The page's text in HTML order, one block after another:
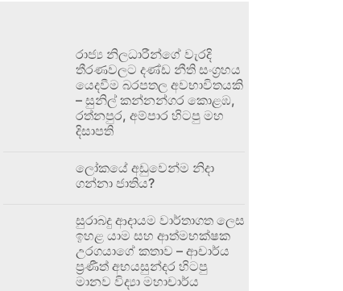
රාජ්‍ය නිලධාරීන්ගේ වැරදි
තීරණවලට දණ්ඩ නීති සංග්‍රහය
යෙදවීම බරපතල අවභාවිතයකි
– සුනිල් කන්නන්ගර කොළඹ,
රත්නපුර, අම්පාර හිටපු මහ
දිසාපති
ලෝකයේ අඩුවෙන්ම නිදා
ගන්නා ජාතිය?
සුරාබදු ආදායම වාර්තාගත ලෙස
ඉහළ යාම සහ ආත්මභක්ෂක
උරගයාගේ කතාව – ආචාර්ය
ප්‍රණීත් අභයසුන්දර හිටපු
මානව විද්‍යා මහාචාර්ය